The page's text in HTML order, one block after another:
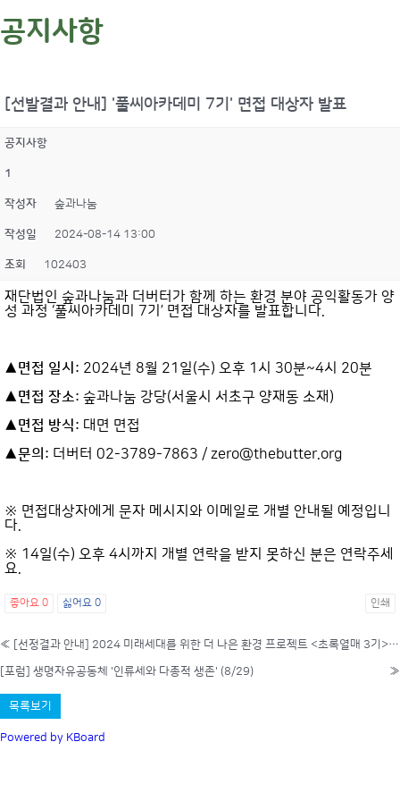
공지사항
[선발결과 안내] '풀씨아카데미 7기' 면접 대상자 발표
공지사항
1
작성자 숲과나눔
작성일 2024-08-14 13:00
조회 102403
재단법인 숲과나눔과 더버터가 함께 하는 환경 분야 공익활동가 양
성 과정 ‘풀씨아카데미 7기’ 면접 대상자를 발표합니다.
▲면접 일시: 2024년 8월 21일(수) 오후 1시 30분~4시 20분
▲면접 장소: 숲과나눔 강당(서울시 서초구 양재동 소재)
▲면접 방식: 대면 면접
▲문의: 더버터 02-3789-7863 / zero@thebutter.org
※ 면접대상자에게 문자 메시지와 이메일로 개별 안내될 예정입니
다.
※ 14일(수) 오후 4시까지 개별 연락을 받지 못하신 분은 연락주세
요.
좋아요 0 싫어요 0 인쇄
« [선정결과 안내] 2024 미래세대를 위한 더 나은 환경 프로젝트 <초록열매 3기> 선정결과
[포럼] 생명자유공동체 '인류세와 다종적 생존' (8/29) »
목록보기
Powered by KBoard